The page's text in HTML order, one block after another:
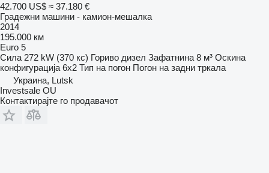
42.700 US$ ≈ 37.180 €
Градежни машини - камион-мешалка
2014
195.000 км
Euro 5
Сила 272 kW (370 кс) Гориво дизел Зафатнина 8 м³ Оскина
конфигурација 6x2 Тип на погон Погон на задни тркала
Украина, Lutsk
Investsale OU
Контактирајте го продавачот